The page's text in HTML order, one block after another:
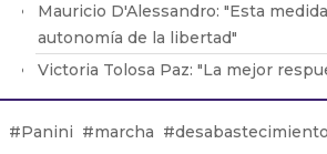
Mauricio D'Alessandro: "Esta
autonomía de la libertad"
Victoria Tolosa Paz: "La mejor
justicia"
Yamil Santoro: "No cuentan con un
Panini marcha desabastecimiento